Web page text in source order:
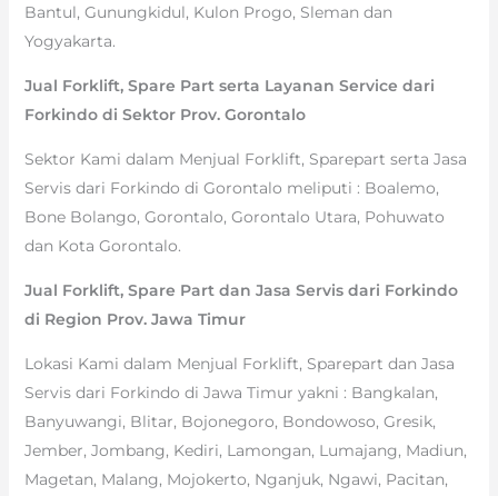
Bantul, Gunungkidul, Kulon Progo, Sleman dan
Yogyakarta.
Jual Forklift, Spare Part serta Layanan Service dari
Forkindo di Sektor Prov. Gorontalo
Sektor Kami dalam Menjual Forklift, Sparepart serta Jasa
Servis dari Forkindo di Gorontalo meliputi : Boalemo,
Bone Bolango, Gorontalo, Gorontalo Utara, Pohuwato
dan Kota Gorontalo.
Jual Forklift, Spare Part dan Jasa Servis dari Forkindo
di Region Prov. Jawa Timur
Lokasi Kami dalam Menjual Forklift, Sparepart dan Jasa
Servis dari Forkindo di Jawa Timur yakni : Bangkalan,
Banyuwangi, Blitar, Bojonegoro, Bondowoso, Gresik,
Jember, Jombang, Kediri, Lamongan, Lumajang, Madiun,
Magetan, Malang, Mojokerto, Nganjuk, Ngawi, Pacitan,